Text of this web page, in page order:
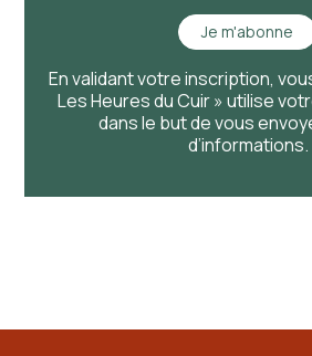
Je m'abonne
En validant votre inscription,
Les Heures du Cuir » utilise
dans le but de vous
d’informations.